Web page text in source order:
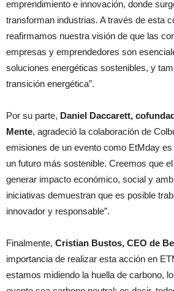
emprendimiento e innovación, donde
transforman industrias. A través de esta
reafirmamos nuestra visión de que las
empresas y emprendedores son
soluciones energéticas sostenibles, y
transición energética”.
Por su parte, Daniel Daccarett,
Mente, agradeció la colaboración de
emisiones de un evento como EtMday
un futuro más sostenible. Creemos que
generar impacto económico, social y
iniciativas demuestran que es posible
innovador y responsable”.
Finalmente, Cristian Bustos, CEO de
importancia de realizar esta acción en
estamos midiendo la huella de carbono,